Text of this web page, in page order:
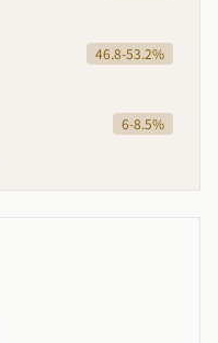
46.8-53.2%
6-8.5%